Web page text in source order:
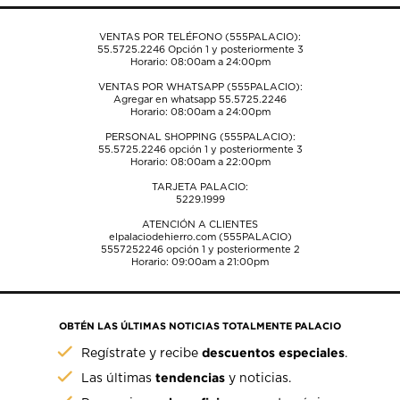
envío.envío.envío.envío.envío.
VENTAS POR TELÉFONO (555PALACIO):
55.5725.2246Opción 1 y posteriormente 3
Horario: 08:00am a 24:00pm
VENTAS POR WHATSAPP (555PALACIO):
Agregar en whatsapp 55.5725.2246
Horario: 08:00am a 24:00pm
PERSONAL SHOPPING (555PALACIO):
55.5725.2246opción 1 y posteriormente 3
Horario: 08:00am a 22:00pm
TARJETA PALACIO:
5229.1999
ATENCIÓN A CLIENTES
elpalaciodehierro.com (555PALACIO)
5557252246opción 1 y posteriormente 2
Horario: 09:00am a 21:00pm
OBTÉN LAS ÚLTIMAS NOTICIAS TOTALMENTE PALACIO
Regístrate y recibedescuentos especiales.
Las últimastendencias y noticias.